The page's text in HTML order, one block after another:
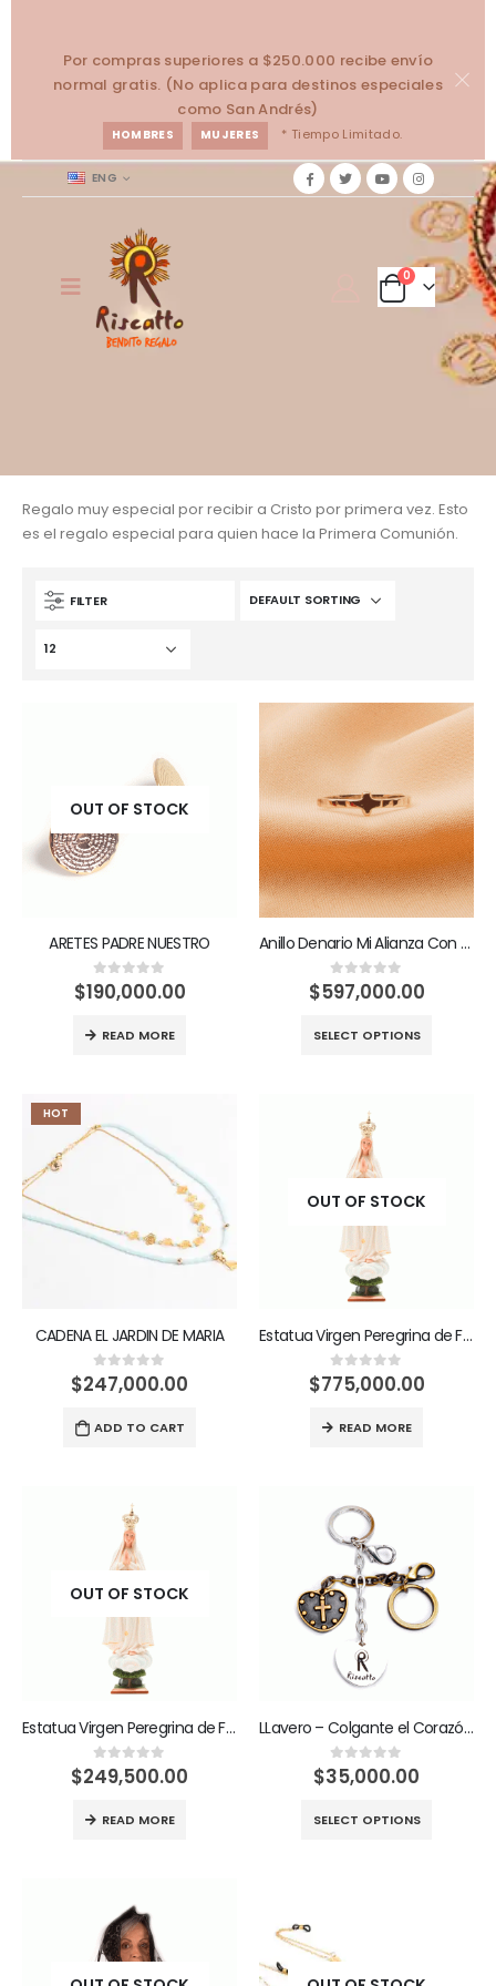
Por compras superiores a $250.000 recibe envío
normal gratis. (No aplica para destinos especiales
como San Andrés)
HOMBRES MUJERES * Tiempo Limitado.
ENG
0
Regalo muy especial por recibir a Cristo por primera vez. Esto
es el regalo especial para quien hace la Primera Comunión.
FILTER
OUT OF STOCK
ARETES PADRE NUESTRO
0out of 5
$190,000.00
READ MORE
Anillo Denario Mi Alianza Con Dios
0out of 5
$597,000.00
SELECT OPTIONS
HOT
CADENA EL JARDIN DE MARIA
0out of 5
$247,000.00
ADD TO CART
OUT OF STOCK
Estatua Virgen Peregrina de Fátima
0out of 5
$775,000.00
READ MORE
OUT OF STOCK
Estatua Virgen Peregrina de Fátima 25cm
0out of 5
$249,500.00
READ MORE
LLavero – Colgante el Corazón de María va conmigo
0 out of 5
$35,000.00
SELECT OPTIONS